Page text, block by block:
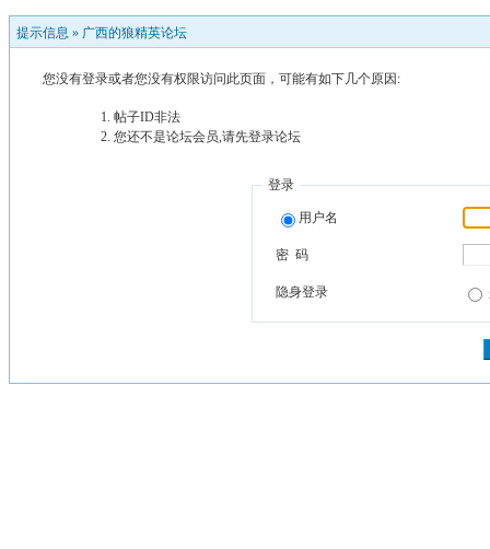
提示信息 » 广西的狼精英论坛
您没有登录或者您没有权限访问此页面，可能有如下几个原因:
帖子ID非法
您还不是论坛会员,请先登录论坛
登录
用户名
密 码
隐身登录